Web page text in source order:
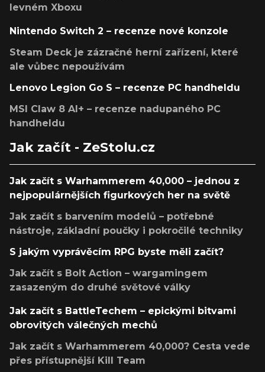
levném Xboxu
Nintendo Switch 2 – recenze nové konzole
Steam Deck je zázračné herní zařízení, které
ale vůbec nepoužívám
Lenovo Legion Go S – recenze PC handheldu
MSI Claw 8 AI+ – recenze nadupaného PC
handheldu
Jak začít - ZeStolu.cz
Jak začít s Warhammerem 40,000 – jednou z
nejpopulárnějších figurkových her na světě
Jak začít s barvením modelů – potřebné
nástroje, základní poučky i pokročilé techniky
S jakým vyprávěcím RPG byste měli začít?
Jak začít s Bolt Action – wargamingem
zasazeným do druhé světové války
Jak začít s BattleTechem – epickými bitvami
obrovitých válečných mechů
Jak začít s Warhammerem 40,000? Cesta vede
přes přístupnější Kill Team